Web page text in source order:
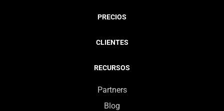
PRECIOS
CLIENTES
RECURSOS
Partners
Blog